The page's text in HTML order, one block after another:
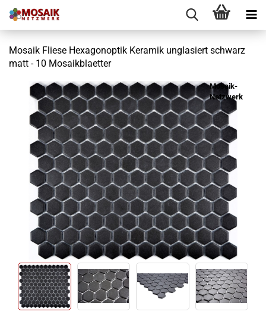
Mosaik Fliese Hexagonoptik Keramik unglasiert schwarz
matt - 10 Mosaikblaetter
Mosaik-
Netzwerk